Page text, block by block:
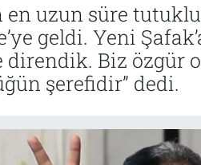
en uzun süre
geldi. Yeni
Biz özgür
şerefidir” dedi.